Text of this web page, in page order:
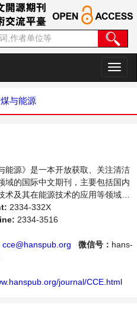
切
换
与能源
能源》是一本开放获取、关注清洁
域的国际中文期刊，主要包括国内
术及其在能源技术的应用等领域最
，学者讨论，某一领域的研究进展
等多方面的内容，旨在给世界范围
清洁煤领域内不同方向问题与发展
2334-332X
2334-3516
cce@hanspub.org 微信号： hans-
journal/CCE.html